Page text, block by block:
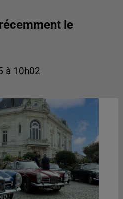
le
à 10h02